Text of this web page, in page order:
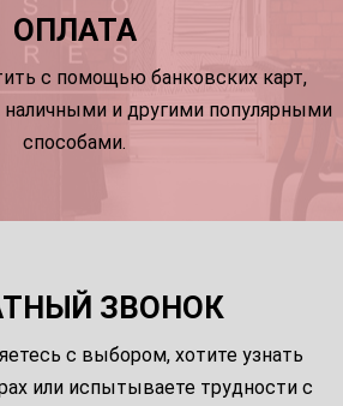
ОПЛАТА
с помощью банковских карт,
наличными и другими популярными
способами.
ЗВОНОК
с выбором, хотите узнать
или испытываете трудности с